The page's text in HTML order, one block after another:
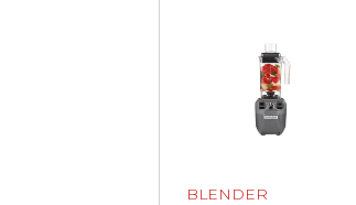
BLENDER